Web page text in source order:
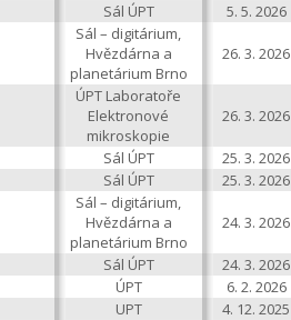
Sál ÚPT 5. 5. 2026
Sál – digitárium,
Hvězdárna a
planetárium Brno
26. 3. 2026
ÚPT Laboratoře
Elektronové
mikroskopie
26. 3. 2026
Sál ÚPT 25. 3. 2026
Sál ÚPT 25. 3. 2026
Sál – digitárium,
Hvězdárna a
planetárium Brno
24. 3. 2026
Sál ÚPT 24. 3. 2026
ÚPT 6. 2. 2026
UPT 4. 12. 2025